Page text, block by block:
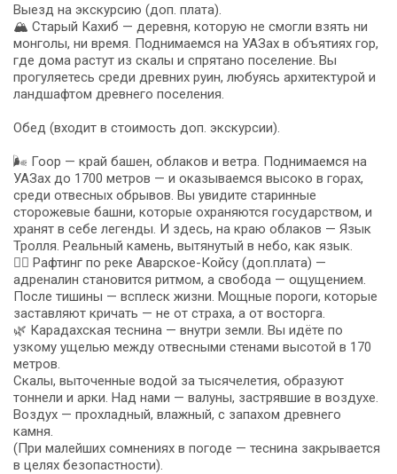
Выезд на экскурсию (доп. плата).
🏔️ Старый Кахиб — деревня, которую не смогли взять ни
монголы, ни время. Поднимаемся на УАЗах в объятиях гор,
где дома растут из скалы и спрятано поселение. Вы
прогуляетесь среди древних руин, любуясь архитектурой и
ландшафтом древнего поселения.
Обед (входит в стоимость доп. экскурсии).
🌬️ Гоор — край башен, облаков и ветра. Поднимаемся на
УАЗах до 1700 метров — и оказываемся высоко в горах,
среди отвесных обрывов. Вы увидите старинные
сторожевые башни, которые охраняются государством, и
хранят в себе легенды. И здесь, на краю облаков — Язык
Тролля. Реальный камень, вытянутый в небо, как язык.
🚣‍♂️ Рафтинг по реке Аварское-Койсу (доп.плата) —
адреналин становится ритмом, а свобода — ощущением.
После тишины — всплеск жизни. Мощные пороги, которые
заставляют кричать — не от страха, а от восторга.
🌿 Карадахская теснина — внутри земли. Вы идёте по
узкому ущелью между отвесными стенами высотой в 170
метров.
Скалы, выточенные водой за тысячелетия, образуют
тоннели и арки. Над нами — валуны, застрявшие в воздухе.
Воздух — прохладный, влажный, с запахом древнего
камня.
(При малейших сомнениях в погоде — теснина закрывается
в целях безопастности).